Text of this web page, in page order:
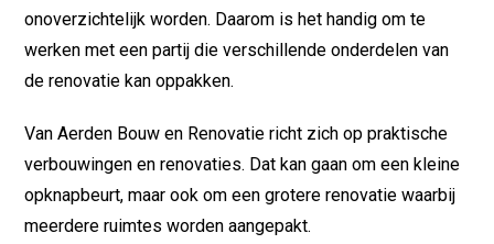
onoverzichtelijk worden. Daarom is het handig om te
werken met een partij die verschillende onderdelen van
de renovatie kan oppakken.
Van Aerden Bouw en Renovatie richt zich op praktische
verbouwingen en renovaties. Dat kan gaan om een kleine
opknapbeurt, maar ook om een grotere renovatie waarbij
meerdere ruimtes worden aangepakt.